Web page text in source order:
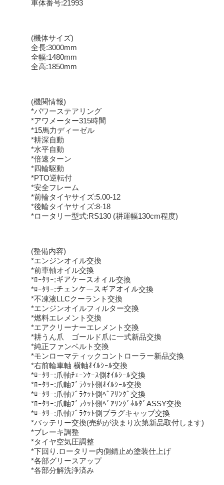
車体番号:21993
(機体サイズ)
全長:3000mm
全幅:1480mm
全高:1850mm
(機関情報)
*パワーステアリング
*アワメーター315時間
*15馬力ディーゼル
*耕深自動
*水平自動
*倍速ターン
*四輪駆動
*PTO逆転付
*安全フレーム
*前輪タイヤサイズ:5.00-12
*後輪タイヤサイズ:8-18
*ロータリー型式:RS130 (耕運幅130cm程度)
(整備内容)
*エンジンオイル交換
*前車軸オイル交換
*ﾛｰﾀﾘｰ:ギアケースオイル交換
*ﾛｰﾀﾘｰ:チェンケースギアオイル交換
*不凍液LLCクーラント交換
*エンジンオイルフィルター交換
*燃料エレメント交換
*エアクリーナーエレメント交換
*耕うん爪 ゴールド爪に一式新品交換
*純正ファンベルト交換
*モンローマティックコントローラー新品交換
*右前輪車軸 横軸ｵｲﾙｼｰﾙ交換
*ﾛｰﾀﾘｰ:爪軸ﾁｪｰﾝｹｰｽ側ｵｲﾙｼｰﾙ交換
*ﾛｰﾀﾘｰ:爪軸ﾌﾞﾗｹｯﾄ側ｵｲﾙｼｰﾙ交換
*ﾛｰﾀﾘｰ:爪軸ﾌﾞﾗｹｯﾄ側ﾍﾞｱﾘﾝｸﾞ交換
*ﾛｰﾀﾘｰ:爪軸ﾌﾞﾗｹｯﾄ側ﾍﾞｱﾘﾝｸﾞﾎﾙﾀﾞASSY交換
*ﾛｰﾀﾘｰ:爪軸ﾌﾞﾗｹｯﾄ側プラグキャップ交換
*バッテリー交換(売約が決まり次第新品取付します)
*ブレーキ調整
*タイヤ空気圧調整
*下回り.ロータリー内側錆止め塗装仕上げ
*各部グリースアップ
*各部分解洗浄済み